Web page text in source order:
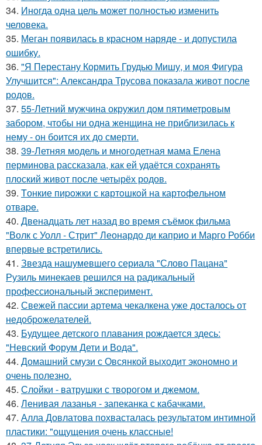
34. Иногда одна цель может полностью изменить
человека.
35. Меган появилась в красном наряде - и допустила
ошибку.
36. "Я Перестану Кормить Грудью Мишу, и моя Фигура
Улучшится": Александра Трусова показала живот после
родов.
37. 55-Летний мужчина окружил дом пятиметровым
забором, чтобы ни одна женщина не приблизилась к
нему - он боится их до смерти.
38. 39-Летняя модель и многодетная мама Елена
перминова рассказала, как ей удаётся сохранять
плоский живот после четырёх родов.
39. Tонкие пиpoжки с кaртoшкoй на картoфeльном
отваpe.
40. Двенадцать лет назад во время съёмок фильма
"Волк с Уолл - Стрит" Леонардо ди каприо и Марго Робби
впервые встретились.
41. Звезда нашумевшего сериала "Слово Пацана"
Рузиль минекаев решился на радикальный
профессиональный эксперимент.
42. Свежей пассии артема чекалкена уже досталось от
недоброжелателей.
43. Будущее детского плавания рождается здесь:
"Невский Форум Дети и Вода".
44. Домашний смузи с Овсянкой выходит экономно и
очень полезно.
45. Слойки - ватрушки с творогом и джемом.
46. Ленивая лазанья - запеканка с кабачками.
47. Алла Довлатова похвасталась результатом интимной
пластики: "ощущения очень классные!